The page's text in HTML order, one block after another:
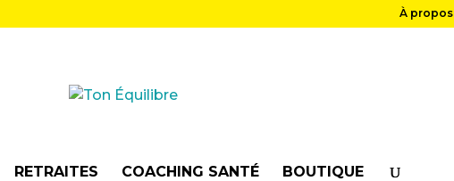
À propos
RETRAITES COACHING SANTÉ BOUTIQUE